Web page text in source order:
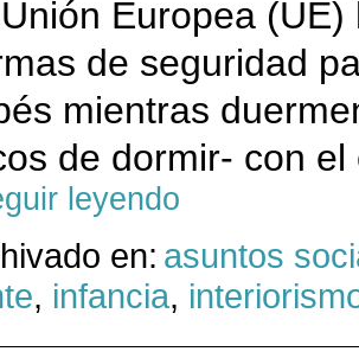
Europea
de seguridad
mientras
de dormir- con
leyendo
en: asuntos
, infancia,